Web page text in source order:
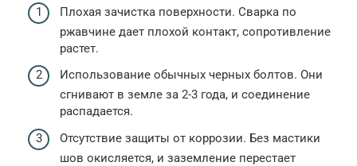
Плохая зачистка поверхности. Сварка по
ржавчине дает плохой контакт, сопротивление
растет.
Использование обычных черных болтов. Они
сгнивают в земле за 2-3 года, и соединение
распадается.
Отсутствие защиты от коррозии. Без мастики
шов окисляется, и заземление перестает